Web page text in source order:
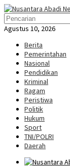
Loncat
ke
konten
Menu
Mobile
Agustus 10, 2026
Berita
Pemerintahan
Nasional
Pendidikan
Kriminal
Ragam
Peristiwa
Politik
Hukum
Sport
TNI/POLRI
Daerah